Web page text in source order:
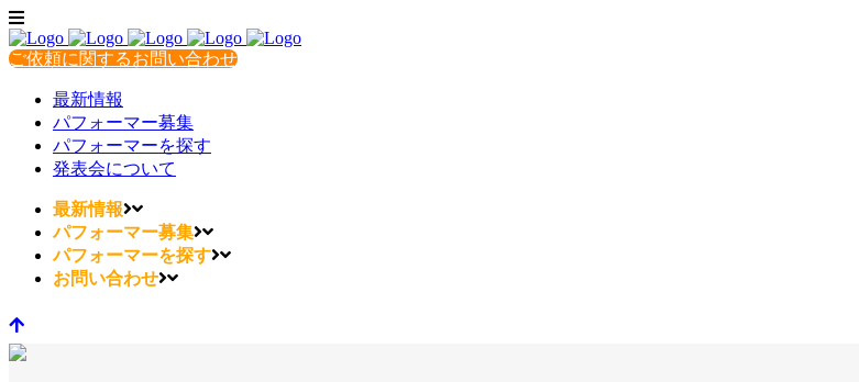
ご依頼に関するお問い合わせ
最新情報
パフォーマー募集
パフォーマーを探す
発表会について
最新情報
パフォーマー募集
パフォーマーを探す
お問い合わせ